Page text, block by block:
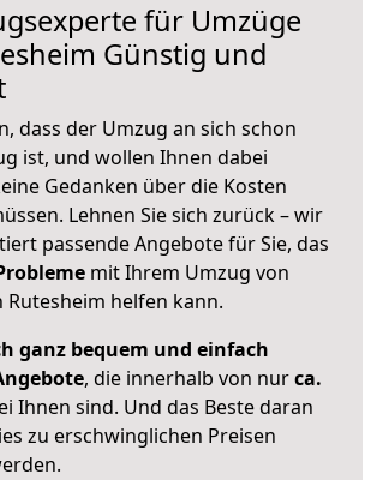
für Umzüge
Günstig und
dass der Umzug an sich schon
ist, und wollen Ihnen dabei
Gedanken über die Kosten
Lehnen Sie sich zurück – wir
passende Angebote für Sie, das
mit Ihrem Umzug von
Rutesheim helfen kann.
ganz bequem und einfach
, die innerhalb von nurca.
Ihnen sind. Und das Beste daran
zu erschwinglichen Preisen